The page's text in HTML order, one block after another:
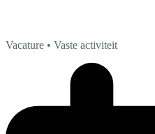
Vacature • Vaste activiteit